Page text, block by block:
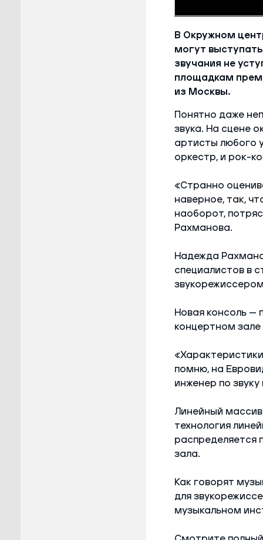
В Окружном
могут
звучания не
площадкам
из Москвы.
Понятно даже
звука. На сцене
артисты любого
оркестр, и рок-
«Странно
наверное, так,
наоборот,
Рахманова.
Надежда
специалистов в
Новая консоль —
концертном
помню, на
инженер по
Линейный
технология
распределяется
зала.
Как говорят
для
музыкальном